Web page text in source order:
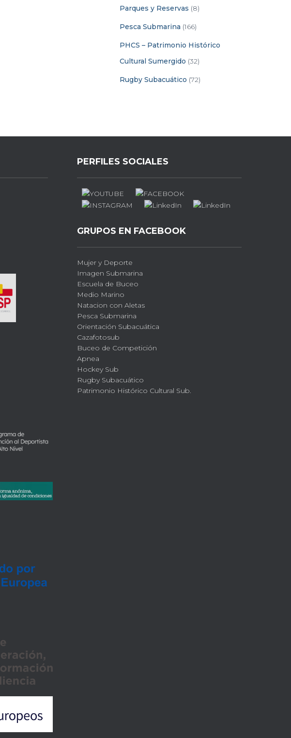
Parques y Reservas (8)
Pesca Submarina (166)
PHCS – Patrimonio Histórico
Cultural Sumergido (32)
Rugby Subacuático (72)
PERFILES SOCIALES
GRUPOS EN FACEBOOK
Mujer y Deporte
Imagen Submarina
Escuela de Buceo
Medio Marino
Natacion con Aletas
Pesca Submarina
Orientación Subacuática
Cazafotosub
Buceo de Competición
Apnea
Hockey Sub
Rugby Subacuático
Patrimonio Histórico Cultural Sub.